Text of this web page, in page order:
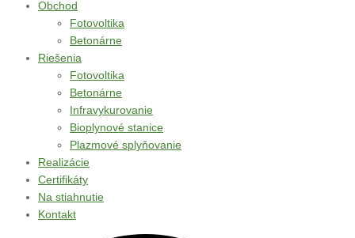
Obchod
Fotovoltika
Betonárne
Riešenia
Fotovoltika
Betonárne
Infravykurovanie
Bioplynové stanice
Plazmové splyňovanie
Realizácie
Certifikáty
Na stiahnutie
Kontakt